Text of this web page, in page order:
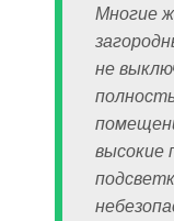
Многие
не
высокие